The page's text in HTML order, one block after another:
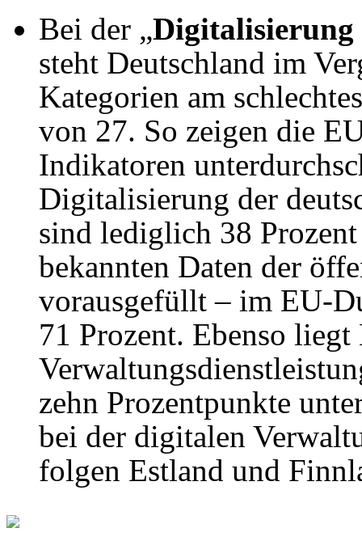
Bei der „Digitalisierung
steht Deutschland im
Kategorien am
von 27. So zeigen die
Indikatoren
Digitalisierung der
sind lediglich 38
bekannten Daten der
vorausgefüllt – im EU-
71 Prozent. Ebenso
zehn Prozentpunkte
bei der digitalen
folgen Estland und